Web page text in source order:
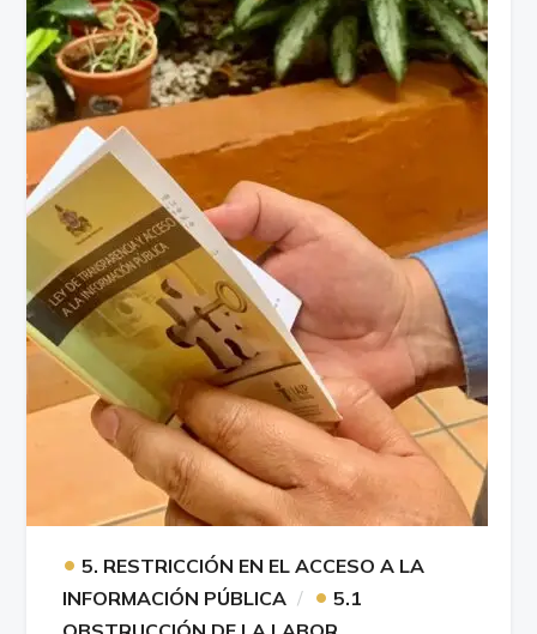
• 5. RESTRICCIÓN EN EL ACCESO A LA
INFORMACIÓN PÚBLICA
• 5.1